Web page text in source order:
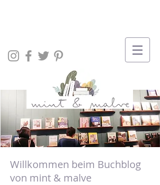
Willkommen beim Buchblog
von mint & malve